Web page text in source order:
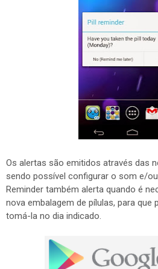
Os alertas são emitidos através das
sendo possível configurar o som e/ou
Reminder também alerta quando é
nova embalagem de pílulas, para
tomá-la no dia indicado.